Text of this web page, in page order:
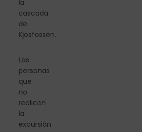
la
cascada
de
Kjosfossen.
Las
personas
que
no
realicen
la
excursión